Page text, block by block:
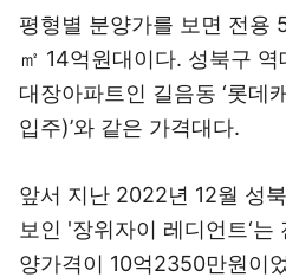
평형별 분양가를 보면 전용
㎡ 14억원대이다. 성북구
대장아파트인 길음동 ‘롯데
입주)’와 같은 가격대다.
앞서 지난 2022년 12월 성
보인 '장위자이 레디언트‘
양가격이 10억2350만원이